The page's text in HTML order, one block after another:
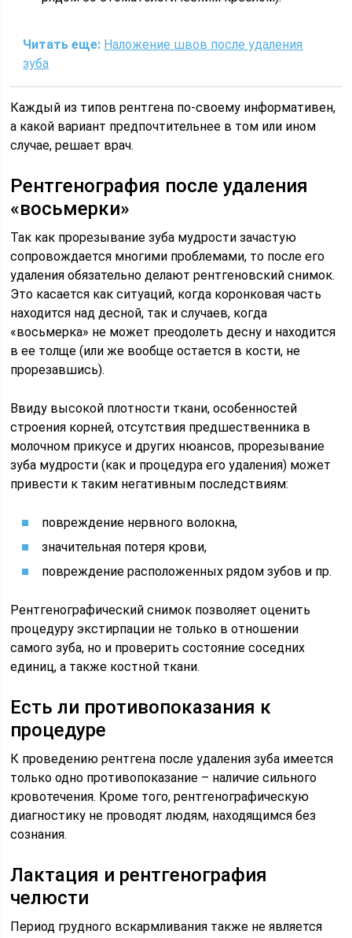
Читать еще: Наложение швов после удаления
зуба
Каждый из типов рентгена по-своему информативен,
а какой вариант предпочтительнее в том или ином
случае, решает врач.
Рентгенография после удаления
«восьмерки»
Так как прорезывание зуба мудрости зачастую
сопровождается многими проблемами, то после его
удаления обязательно делают рентгеновский снимок.
Это касается как ситуаций, когда коронковая часть
находится над десной, так и случаев, когда
«восьмерка» не может преодолеть десну и находится
в ее толще (или же вообще остается в кости, не
прорезавшись).
Ввиду высокой плотности ткани, особенностей
строения корней, отсутствия предшественника в
молочном прикусе и других нюансов, прорезывание
зуба мудрости (как и процедура его удаления) может
привести к таким негативным последствиям:
повреждение нервного волокна,
значительная потеря крови,
повреждение расположенных рядом зубов и пр.
Рентгенографический снимок позволяет оценить
процедуру экстирпации не только в отношении
самого зуба, но и проверить состояние соседних
единиц, а также костной ткани.
Есть ли противопоказания к
процедуре
К проведению рентгена после удаления зуба имеется
только одно противопоказание – наличие сильного
кровотечения. Кроме того, рентгенографическую
диагностику не проводят людям, находящимся без
сознания.
Лактация и рентгенография
челюсти
Период грудного вскармливания также не является